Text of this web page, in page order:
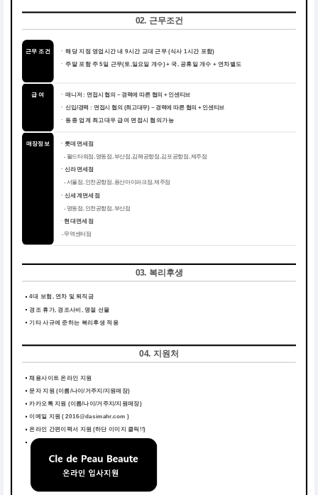
02. 근무조건
근무 조건 ㆍ 해당 지점 영업시간 내 9시간 교대 근무 (식사 1시간 포함)
ㆍ주말 포함 주 5일 근무(토,일요일 개수) + 국, 공휴일 개수 + 연차별도
급 여 ㆍ 매니저 : 면접시 협의 ~ 경력에 따른 협의 + 인센티브
ㆍ 신입/경력 : 면접시 협의 (최고대우) ~ 경력에 따른 협의 + 인센티브
ㆍ 동종 업계 최고대우 급여 면접시 협의가능
매장정보
ㆍ롯데면세점
- 월드타워점, 명동점, 부산점, 김해공항점, 김포공항점, 제주점
ㆍ신라면세점
- 서울점, 인천공항점, 용산아이파크점, 제주점
ㆍ신세계면세점
- 명동점, 인천공항점, 부산점
ㆍ현대면세점
- 무역센터점
03. 복리후생
4대 보험, 연차 및 퇴직금
경조 휴가, 경조사비, 명절 선물
기타 사규에 준하는 복리후생 적용
04. 지원처
채용사이트 온라인 지원
문자 지원 (이름/나이/거주지/지원매장)
카카오톡 지원 (이름/나이/거주지/지원매장)
이메일 지원 ( 2016@dasimahr.com )
온라인 간편이력서 지원 (하단 이미지 클릭!!)